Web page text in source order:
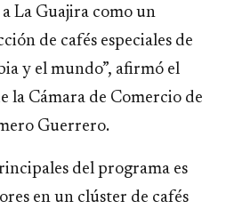
La Guajira como un
de cafés especiales de
y el mundo”, afirmó el
la Cámara de Comercio de
Guerrero.
del programa es
en un clúster de cafés